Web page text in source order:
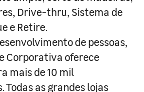
Drive-thru, Sistema de
e Retire.
de pessoas,
Corporativa oferece
mais de 10 mil
Todas as grandes lojas